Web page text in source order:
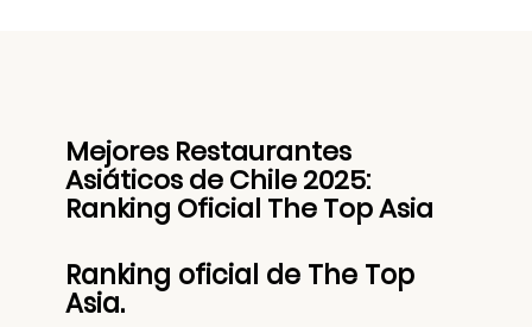
Mejores Restaurantes
Asiáticos de Chile 2025:
Ranking Oficial The Top Asia
Ranking oficial de The Top
Asia.